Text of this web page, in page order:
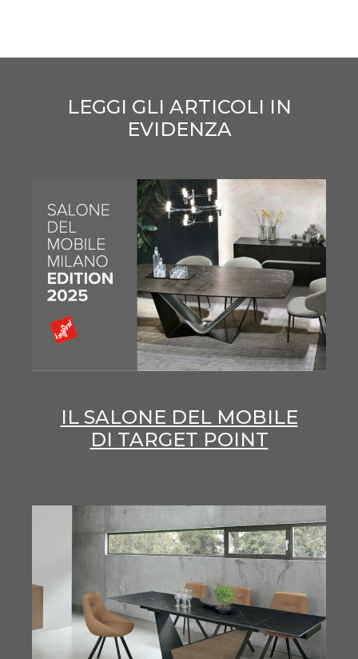
LEGGI GLI ARTICOLI IN
EVIDENZA
IL SALONE DEL MOBILE
DI TARGET POINT